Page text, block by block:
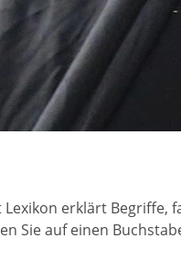
Lexikon erklärt Begriffe,
Sie auf einen